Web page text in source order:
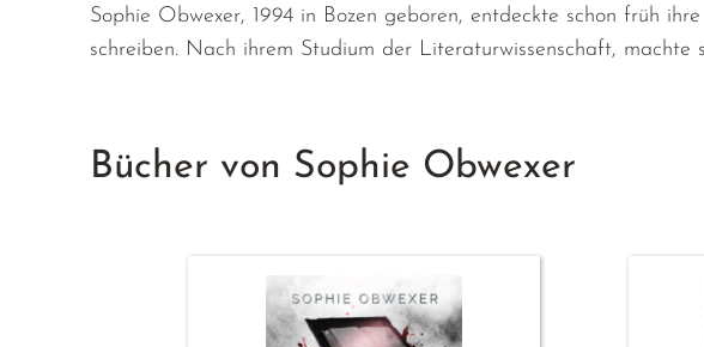
Sophie Obwexer, 1994 in Bozen geboren, entdeckte schon früh
schreiben. Nach ihrem Studium der Literaturwissenschaft,
Bücher von Sophie Obwexer